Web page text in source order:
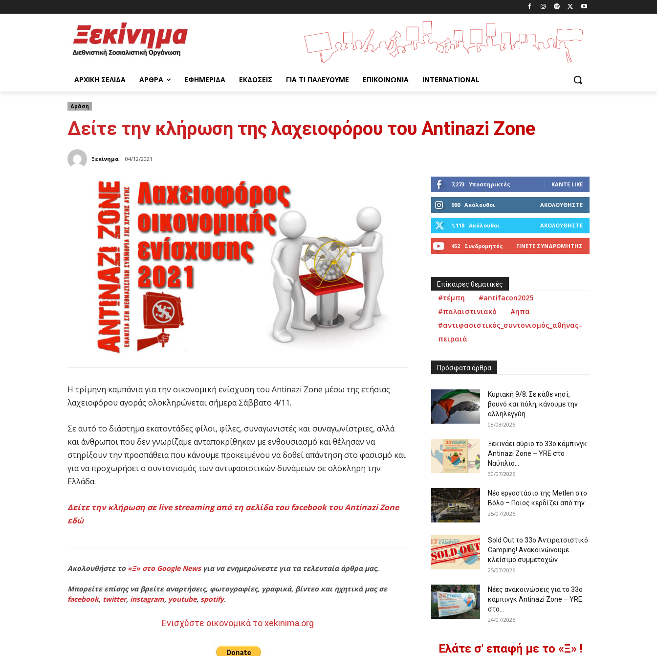
ΑΡΧΙΚΉ ΣΕΛΊΔΑ ΆΡΘΡΑ ΕΦΗΜΕΡΊΔΑ ΕΚΔΌΣΕΙΣ ΓΙΑ ΤΙ ΠΑΛΕΎΟΥΜΕ ΕΠΙΚΟΙΝΩΝΊΑ INTERNATIONAL
Δράση
Δείτε την κλήρωση της λαχειοφόρου του Antinazi Zone
Ξεκίνημα 04/12/2021
Η τρίμηνη καμπάνια για την οικονομική ενίσχυση του Antinazi Zone μέσω της ετήσιας
λαχειοφόρου αγοράς ολοκληρώνεται σήμερα Σάββατο 4/11.
Σε αυτό το διάστημα εκατοντάδες φίλοι, φίλες, συναγωνιστές και συναγωνίστριες, αλλά
και άνθρωποι που δεν γνωρίζαμε ανταποκρίθηκαν με ενθουσιασμό και θέλησαν να
στηρίξουν την προσπάθεια που κάνουμε προκειμένου να δοθεί απάντηση στο φασισμό και
για να προχωρήσει ο συντονισμός των αντιφασιστικών δυνάμεων σε ολόκληρη την
Ελλάδα.
Δείτε την κλήρωση σε live streaming από τη σελίδα του facebook του Antinazi Zone
εδώ
Ακολουθήστε το «Ξ» στο Google Newsγια να ενημερώνεστε για τα τελευταία άρθρα μας.
Μπορείτε επίσης να βρείτε αναρτήσεις, φωτογραφίες, γραφικά, βίντεο και ηχητικά μας σε
facebook, twitter, instagram, youtube, spotify.
Ενισχύστε οικονομικά το xekinima.org
7,273 Υποστηρικτές ΚΆΝΤΕ LIKE
990 Ακόλουθοι ΑΚΟΛΟΥΘΉΣΤΕ
1,118 Ακόλουθοι ΑΚΟΛΟΥΘΉΣΤΕ
452 Συνδρομητές ΓΊΝΕΤΕ ΣΥΝΔΡΟΜΗΤΉΣ
Επίκαιρες θεματικές
#τέμπη
#antifacon2025
#παλαιστινιακό
#ηπα
#αντιφασιστικός_συντονισμός_αθήνας–
πειραιά
Πρόσφατα άρθρα
Κυριακή 9/8: Σε κάθε νησί,
βουνό και πόλη, κάνουμε την
αλληλεγγύη...
08/08/2026
Ξεκινάει αύριο το 33ο κάμπινγκ
Antinazi Zone – YRE στο
Ναύπλιο...
30/07/2026
Νέο εργοστάσιο της Metlen στο
Βόλο – Ποιος κερδίζει από την...
25/07/2026
Sold Out το 33ο Αντιρατσιστικό
Camping! Ανακοινώνουμε
κλείσιμο συμμετοχών
25/07/2026
Νέες ανακοινώσεις για το 33ο
κάμπινγκ Antinazi Zone – YRE
στο...
24/07/2026
Ελάτε σ' επαφή με το «Ξ» !